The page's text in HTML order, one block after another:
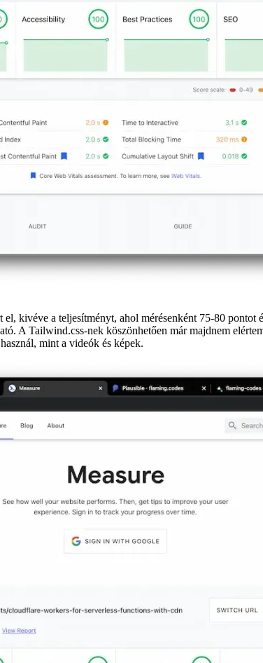
kivéve a teljesítményt, ahol mérésenként 75-80
mint a videók és képek.